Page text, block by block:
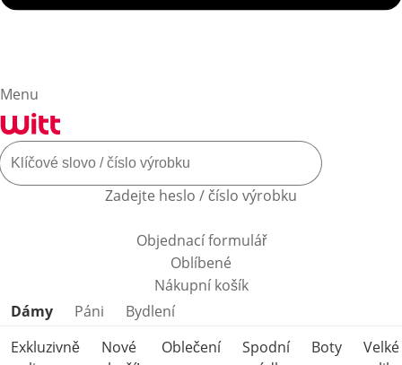
Menu
Zadejte heslo / číslo výrobku
Objednací formulář
Oblíbené
Nákupní košík
Přeskočit kategorie produktů
Dámy Páni
Bydlení
Exkluzivně
Nové
Oblečení
Spodní
Boty
Velké